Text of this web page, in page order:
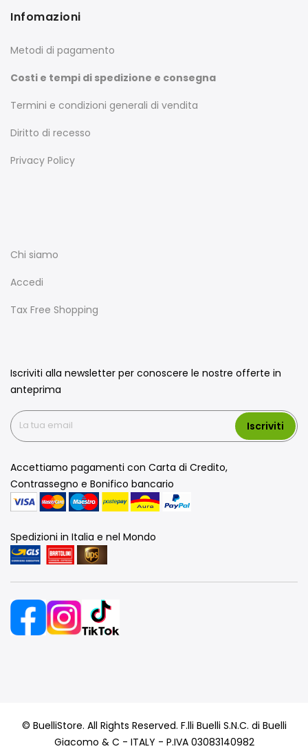
Infomazioni
Metodi di pagamento
Costi e tempi di spedizione e consegna
Termini e condizioni generali di vendita
Diritto di recesso
Privacy Policy
Chi siamo
Accedi
Tax Free Shopping
Iscriviti alla newsletter per conoscere le nostre offerte in
anteprima
Iscriviti
Accettiamo pagamenti con Carta di Credito,
Contrassegno e Bonifico bancario
Spedizioni in Italia e nel Mondo
© BuelliStore. All Rights Reserved. F.lli Buelli S.N.C. di Buelli
Giacomo & C - ITALY - P.IVA 03083140982